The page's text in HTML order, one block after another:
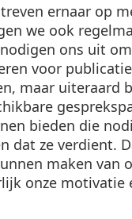
ernaar op
we ook
ons uit
voor
maar uiteraard
bieden die
dat ze verdient.
maken van
onze motivatie